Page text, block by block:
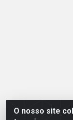
O nosso site
Linhavix